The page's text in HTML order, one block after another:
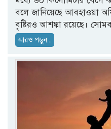
বলে জানিয়েছে আবহাওয়া
বৃষ্টিরও আশঙ্কা রয়েছে।
আরও পড়ুন...